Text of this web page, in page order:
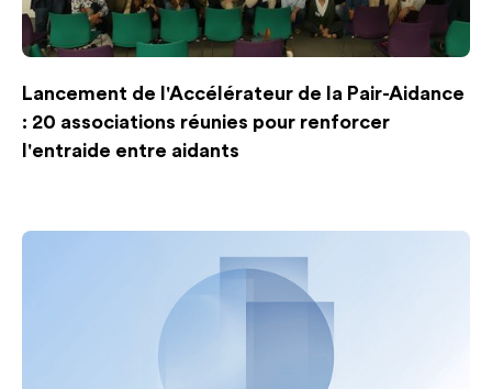
Lancement de l'Accélérateur de la Pair-Aidance
: 20 associations réunies pour renforcer
l'entraide entre aidants